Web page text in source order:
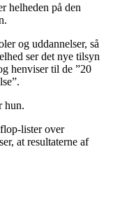
helheden på den
og uddannelser, så
ser det nye tilsyn
henviser til de ”20
hun.
lister over
at resultaterne af